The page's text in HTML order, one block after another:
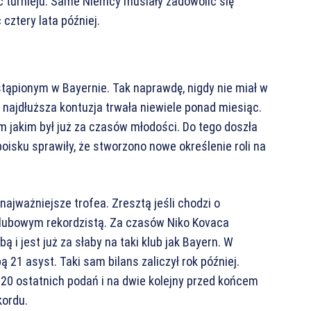
cztery lata później.
w Bayernie. Tak naprawdę, nigdy nie miał w
kontuzja trwała niewiele ponad miesiąc.
był już za czasów młodości. Do tego doszła
sprawiły, że stworzono nowe określenie roli na
trofea. Zresztą jeśli chodzi o
rekordzistą. Za czasów Niko Kovaca
i jest już za słaby na taki klub jak Bayern. W
21 asyst. Taki sam bilans zaliczył rok później.
ostatnich podań i na dwie kolejny przed końcem